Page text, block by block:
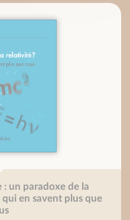
: un paradoxe de la
en savent plus que